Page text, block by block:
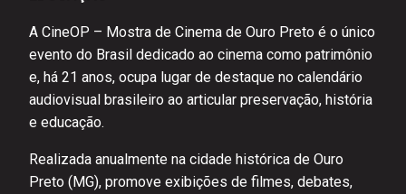
A CineOP – Mostra de Cinema de Ouro Preto é o único
evento do Brasil dedicado ao cinema como patrimônio
e, há 21 anos, ocupa lugar de destaque no calendário
audiovisual brasileiro ao articular preservação, história
e educação.
Realizada anualmente na cidade histórica de Ouro
Preto (MG), promove exibições de filmes, debates,